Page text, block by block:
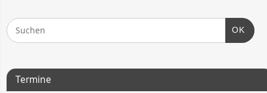
OK
Termine